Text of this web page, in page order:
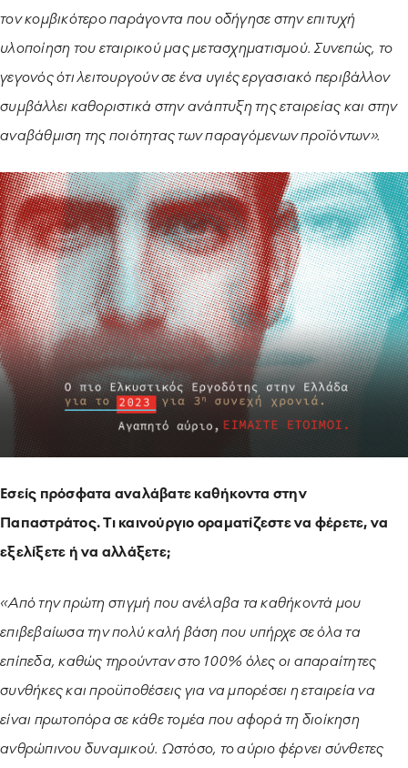
τον κομβικότερο παράγοντα που οδήγησε στην επιτυχή
υλοποίηση του εταιρικού μας μετασχηματισμού. Συνεπώς, το
γεγονός ότι λειτουργούν σε ένα υγιές εργασιακό περιβάλλον
συμβάλλει καθοριστικά στην ανάπτυξη της εταιρείας και στην
αναβάθμιση της ποιότητας των παραγόμενων προϊόντων».
Εσείς πρόσφατα αναλάβατε καθήκοντα στην
Παπαστράτος. Τι καινούργιο οραματίζεστε να φέρετε, να
εξελίξετε ή να αλλάξετε;
«Από την πρώτη στιγμή που ανέλαβα τα καθήκοντά μου
επιβεβαίωσα την πολύ καλή βάση που υπήρχε σε όλα τα
επίπεδα, καθώς τηρούνταν στο 100% όλες οι απαραίτητες
συνθήκες και προϋποθέσεις για να μπορέσει η εταιρεία να
είναι πρωτοπόρα σε κάθε τομέα που αφορά τη διοίκηση
ανθρώπινου δυναμικού. Ωστόσο, το αύριο φέρνει σύνθετες